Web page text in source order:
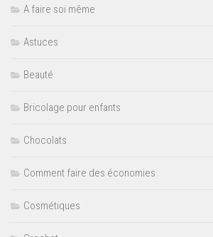
A faire soi même
Astuces
Beauté
Bricolage pour enfants
Chocolats
Comment faire des économies
Cosmétiques